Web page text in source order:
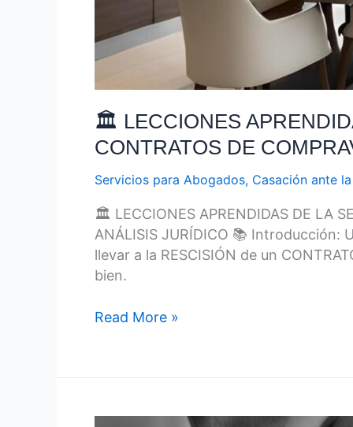
🏛️ LECCIONES
CONTRATOS DE
Servicios para Abogados, Casación ante
🏛️ LECCIONES APRENDIDAS DE LA
ANÁLISIS JURÍDICO 📚 Introducción:
llevar a la RESCISIÓN de un
bien.
Read More »